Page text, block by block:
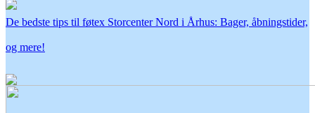
De bedste tips til føtex Storcenter Nord i Århus: Bager, åbningstider,
og mere!